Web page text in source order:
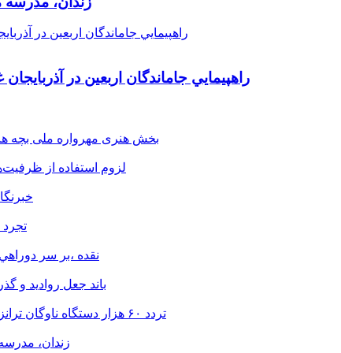
راهپيمايي جاماندگان اربعين در
بخش هنری مهرواره ملی بچه
لزوم استفاده از
نقده ،بر سر
باند جعل روادید و
تردد ۶۰ هزار دستگاه ناوگان ترانزیتی از پایانه‌های مرزی آذربایجان ‌غربی
زندان،